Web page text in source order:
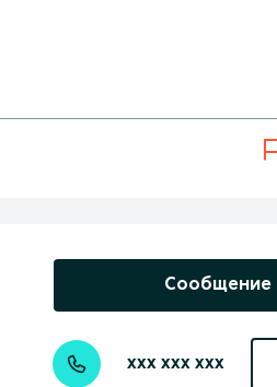
Сообщение
xxx xxx xxx